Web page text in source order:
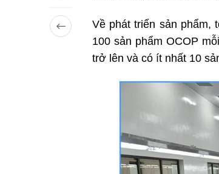
Về phát triển sản phẩm,
100 sản phẩm OCOP
trở lên và có ít nhất 10